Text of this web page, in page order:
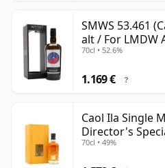
SMWS 53.461
alt / For LMDW
70cl • 52.6%
1.169 € ?
Caol Ila Single
Director's
70cl • 49%